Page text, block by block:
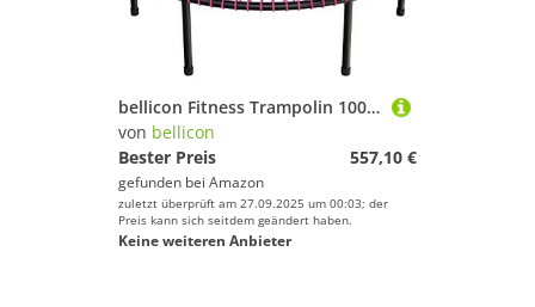
bellicon Fitness Trampolin 100cm (Pink) |Praktische Klappbeine & Seilring-Federung bis 120kg (Stark) | Dreiteiliger Rahmen | Made in Germany
von bellicon
Bester Preis
557,10 €
gefunden bei Amazon
zuletzt überprüft am 27.09.2025 um 00:03; der
Preis kann sich seitdem geändert haben.
Keine weiteren Anbieter